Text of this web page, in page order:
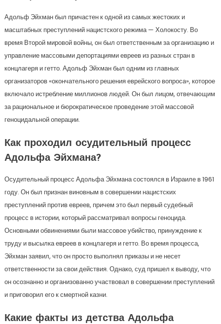
Адольф Эйхман был причастен к одной из самых жестоких и
масштабных преступлений нацистского режима — Холокосту. Во
время Второй мировой войны, он был ответственным за организацию и
управление массовыми депортациями евреев из разных стран в
концлагеря и гетто. Адольф Эйхман был одним из главных
организаторов «окончательного решения еврейского вопроса», которое
включало истребление миллионов людей. Он был лицом, отвечающим
за рациональное и бюрократическое проведение этой массовой
геноцидальной операции.
Как проходил осудительный процесс
Адольфа Эйхмана?
Осудительный процесс Адольфа Эйхмана состоялся в Израиле в 1961
году. Он был признан виновным в совершении нацистских
преступлений против евреев, причем это был первый судебный
процесс в истории, который рассматривал вопросы геноцида.
Основными обвинениями были массовое убийство, принуждение к
труду и высылка евреев в концлагеря и гетто. Во время процесса,
Эйхман заявил, что он просто выполнял приказы и не несет
ответственности за свои действия. Однако, суд пришел к выводу, что
он осознанно и организованно участвовал в совершении преступлений
и приговорил его к смертной казни.
Какие факты из детства Адольфа